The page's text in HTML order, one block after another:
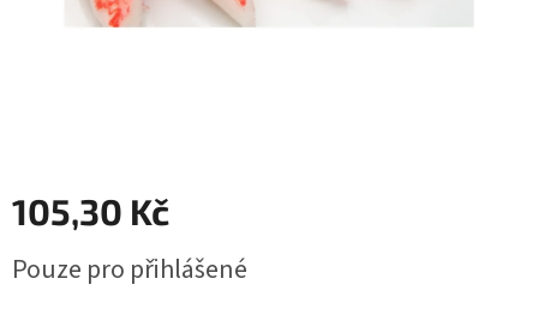
105,30 Kč
cena:
Pouze pro přihlášené